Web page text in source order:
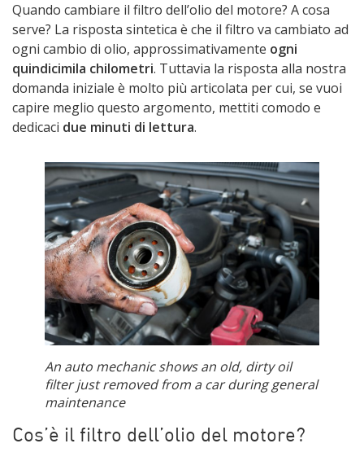
Quando cambiare il filtro dell’olio del motore? A cosa
serve? La risposta sintetica è che il filtro va cambiato ad
ogni cambio di olio, approssimativamente ogni
quindicimila chilometri. Tuttavia la risposta alla nostra
domanda iniziale è molto più articolata per cui, se vuoi
capire meglio questo argomento, mettiti comodo e
dedicaci due minuti di lettura.
An auto mechanic shows an old, dirty oil
filter just removed from a car during general
maintenance
Cos’è il filtro dell’olio del motore?